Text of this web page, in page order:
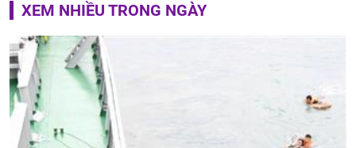
XEM NHIỀU TRONG NGÀY